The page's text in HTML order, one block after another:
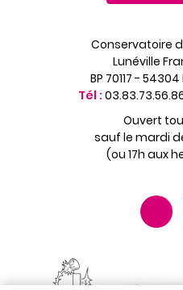
Conservatoire
Lunéville
BP 70117 - 54304
Tél :
Ouvert
sauf le mardi
(ou 17h aux